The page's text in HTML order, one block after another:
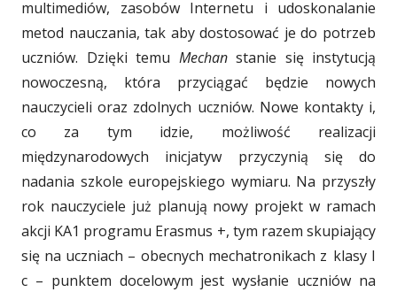
multimediów, zasobów Internetu i udoskonalanie
metod nauczania, tak aby dostosować je do potrzeb
uczniów. Dzięki temu Mechanstanie się instytucją
nowoczesną, która przyciągać będzie nowych
nauczycieli oraz zdolnych uczniów. Nowe kontakty i,
co za tym idzie, możliwość realizacji
międzynarodowych inicjatyw przyczynią się do
nadania szkole europejskiego wymiaru. Na przyszły
rok nauczyciele już planują nowy projekt w ramach
akcji KA1 programu Erasmus +, tym razem skupiający
się na uczniach – obecnych mechatronikach z klasy I
c – punktem docelowym jest wysłanie uczniów na